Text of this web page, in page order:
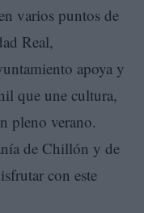
varios puntos de
Real,
apoya y
que une cultura,
pleno verano.
de Chillón y de
con este